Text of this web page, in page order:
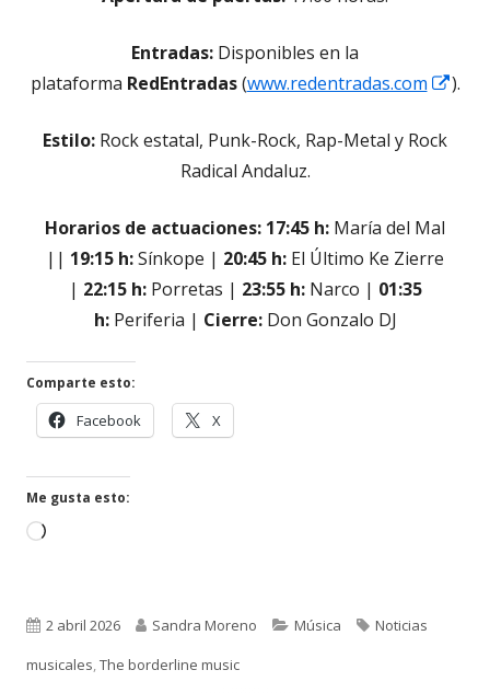
Entradas: Disponibles en la
plataforma RedEntradas(www.redentradas.com ).
Estilo: Rock estatal, Punk-Rock, Rap-Metal y Rock
Radical Andaluz.
Horarios de actuaciones: 17:45 h: María del Mal
|| 19:15 h:Sínkope | 20:45 h: El Último Ke Zierre
| 22:15 h:Porretas | 23:55 h:Narco | 01:35
h:Periferia | Cierre:Don Gonzalo DJ
Comparte esto:
Facebook
en
X
en
Me gusta esto:
Cargando...
Publicado
el
2 abril 2026 Autor
Sandra Moreno Categorías
Música Etiquetas
Noticias
musicales,The borderline music